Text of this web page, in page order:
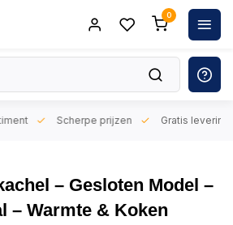
0
Scherpe prijzen Gratis levering
– Gesloten Model –
– Warmte & Koken